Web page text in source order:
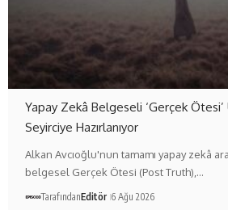
Yapay Zekâ Belgeseli ‘Gerçek Ötesi’
Seyirciye Hazırlanıyor
Alkan Avcıoğlu'nun tamamı yapay zekâ
belgesel Gerçek Ötesi (Post Truth),…
TarafındanEditör 6 Ağu 2026